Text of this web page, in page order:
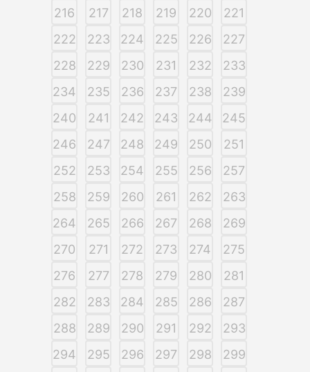
216
217 218 219 220
221
222
223 224 225 226
227
228
229 230 231 232
233
234
235 236 237 238
239
240
241 242 243 244
245
246
247 248 249 250
251
252
253 254 255 256
257
258
259 260 261 262
263
264
265 266 267 268
269
270
271 272 273 274
275
276
277 278 279 280
281
282
283 284 285 286
287
288
289 290 291 292
293
294
295 296 297 298
299